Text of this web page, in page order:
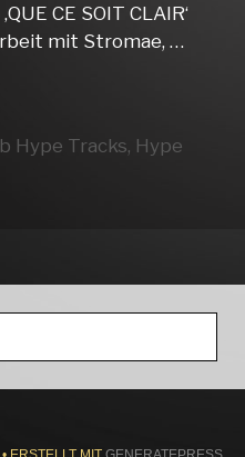
CE SOIT CLAIR‘
mit Stromae, …
Hype Tracks, Hype